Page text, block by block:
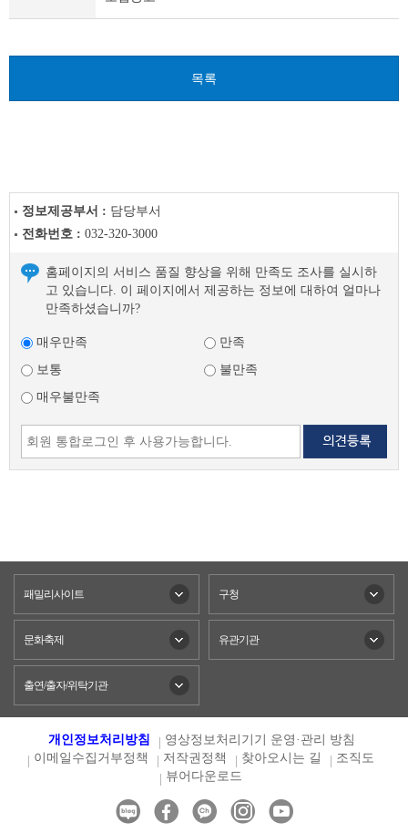
다
글
목록
정보제공부서 : 담당부서
전화번호 : 032-320-3000
홈페이지의 서비스 품질 향상을 위해 만족도 조사를 실시하
고 있습니다. 이 페이지에서 제공하는 정보에 대하여 얼마나
만족하셨습니까?
매우만족
만족
보통
불만족
매우불만족
패밀리사이트 구청
문화축제 유관기관
출연/출자/위탁기관
개인정보처리방침
영상정보처리기기 운영·관리 방침
이메일수집거부정책
저작권정책 찾아오시는 길
조직도
뷰어다운로드